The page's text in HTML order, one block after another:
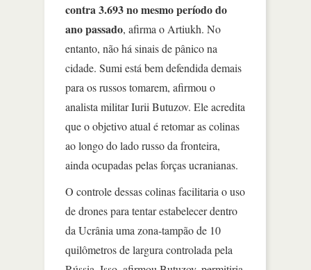
contra 3.693 no mesmo período do
ano passado, afirma o Artiukh. No
entanto, não há sinais de pânico na
cidade. Sumi está bem defendida demais
para os russos tomarem, afirmou o
analista militar Iurii Butuzov. Ele acredita
que o objetivo atual é retomar as colinas
ao longo do lado russo da fronteira,
ainda ocupadas pelas forças ucranianas.
O controle dessas colinas facilitaria o uso
de drones para tentar estabelecer dentro
da Ucrânia uma zona-tampão de 10
quilômetros de largura controlada pela